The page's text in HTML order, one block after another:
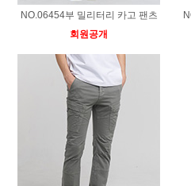
NO.06454부 밀리터리 카고 팬츠
회원공개